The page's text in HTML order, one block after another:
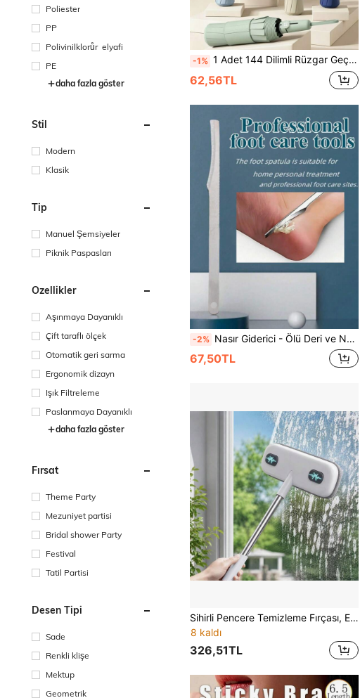
Poliester
PP
Polivinilklorůr elyafi
PE
daha fazla göster
Stil
Modern
Klasik
Tip
Manuel Şemsiyeler
Piknik Paspasları
Özellikler
Aşınmaya Dayanıklı
Çift taraflı ölçek
Otomatik geri sarma
Ergonomik dizayn
Işık Filtreleme
Paslanmaya Dayanıklı
daha fazla göster
Fırsat
Theme Party
Mezuniyet partisi
Bridal shower Party
Festival
Tatil Partisi
Desen Tipi
Sade
Renkli klişe
Mektup
Geometrik
-1% 1 Adet 144 Dilimli Rüzgar Geçirmez Ters Katlanır Şemsiye, Tam Otomatik Tek Tıkla Açma Kapama, UPF50+ Siyah Kaplama UV Korumalı, Yüksek Yoğunluklu Su İtici Pongee Kumaş, Kompakt Seyahat Güneş ve Yağmur Şemsiyesi, Rüzgarlı Yağmurlu Mevsim ve Dış Mekan Yürüyüşleri İçin, Düğün Hediyesi
62,56TL
-2% Nasır Giderici - Ölü Deri ve Nasırları Temizlemek İçin Ayak Törpüsü ve Topuk Kazıyıcı, Günlük Ev Ayak Bakım Aleti, Çanta, Düzenleyici, Saklama
67,50TL
Sihirli Pencere Temizleme Fırçası, Ekran/Cam İçin Uygun - Evcil Hayvan Tüyü Temizleyici | Uzatılabilir Çift Direkli, Ayarlanabilir Uzunlukta Yeniden Kullanılabilir Ev Aleti | Mükemmel Hediye Seçeneği: Tatiller/Öğretmenler Günü/Noel/Cadılar Bayramı
8 kaldı
326,51TL